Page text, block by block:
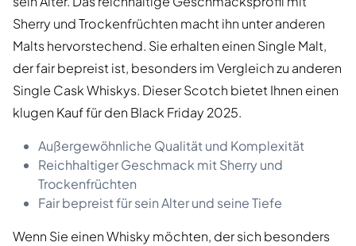
Sherry und Trockenfrüchten macht ihn unter anderen
Malts hervorstechend. Sie erhalten einen Single Malt,
der fair bepreist ist, besonders im Vergleich zu anderen
Single Cask Whiskys. Dieser Scotch bietet Ihnen einen
klugen Kauf für den Black Friday 2025.
Außergewöhnliche Qualität und Komplexität
Reichhaltiger Geschmack mit Sherry und
Trockenfrüchten
Fair bepreist für sein Alter und seine Tiefe
Wenn Sie einen Whisky möchten, der sich besonders